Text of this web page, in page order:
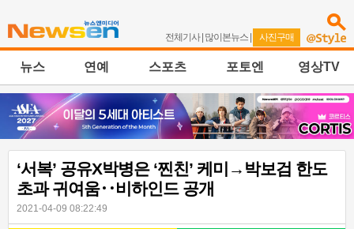
전체기사| 많이본뉴스 | 사진구매
뉴스 연예 스포츠 포토엔 영상TV
‘서복’ 공유X박병은 ‘찐친’ 케미→박보검 한도
초과 귀여움‥비하인드 공개
2021-04-09 08:22:49